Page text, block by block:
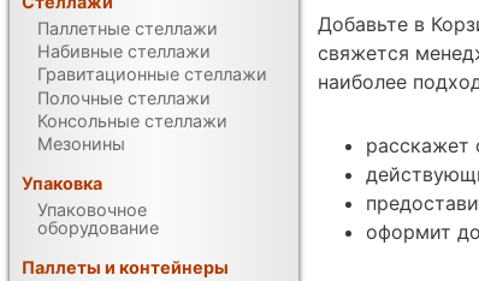
Добавьте в
свяжется
наиболее
оформит
Паллетные стеллажи
Набивные стеллажи
Гравитационные стеллажи
Полочные стеллажи
Консольные стеллажи
Мезонины
Упаковка
Упаковочное
оборудование
Паллеты и контейнеры